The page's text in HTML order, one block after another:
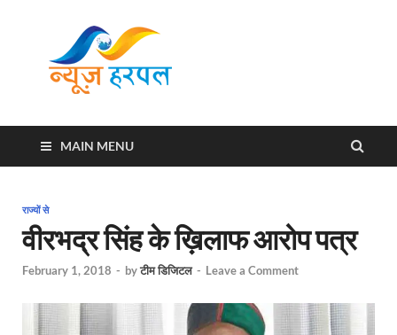
MAIN MENU
राज्यों से
वीरभद्र सिंह के ख़िलाफ आरोप पत्र
February 1, 2018 - byटीम डिजिटल - Leave a Comment